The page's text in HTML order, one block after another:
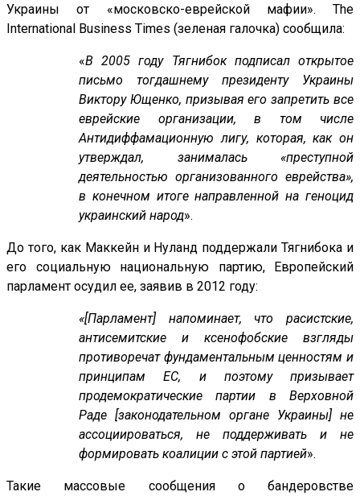
Украины от «московско-еврейской мафии». The
International Business Times (зеленая галочка) сообщила:
«В 2005 году Тягнибок подписал открытое
письмо тогдашнему президенту Украины
Виктору Ющенко, призывая его запретить все
еврейские организации, в том числе
Антидиффамационную лигу, которая, как он
утверждал, занималась «преступной
деятельностью организованного еврейства»,
в конечном итоге направленной на геноцид
украинский народ».
До того, как Маккейн и Нуланд поддержали Тягнибока и
его социальную национальную партию, Европейский
парламент осудил ее, заявив в 2012 году:
«[Парламент] напоминает, что расистские,
антисемитские и ксенофобские взгляды
противоречат фундаментальным ценностям и
принципам ЕС, и поэтому призывает
продемократические партии в Верховной
Раде [законодательном органе Украины] не
ассоциироваться, не поддерживать и не
формировать коалиции с этой партией».
Такие массовые сообщения о бандеровстве